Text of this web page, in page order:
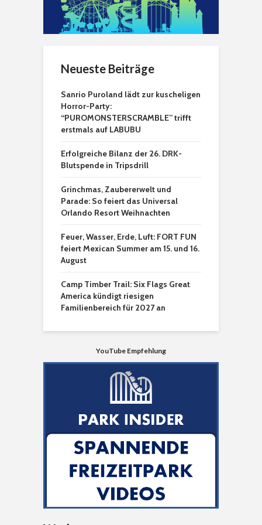
Neueste Beiträge
Sanrio Puroland lädt zur kuscheligen
Horror-Party:
“PUROMONSTERSCRAMBLE” trifft
erstmals auf LABUBU
Erfolgreiche Bilanz der 26. DRK-
Blutspende in Tripsdrill
Grinchmas, Zaubererwelt und
Parade: So feiert das Universal
Orlando Resort Weihnachten
Feuer, Wasser, Erde, Luft: FORT FUN
feiert Mexican Summer am 15. und 16.
August
Camp Timber Trail: Six Flags Great
America kündigt riesigen
Familienbereich für 2027 an
YouTube Empfehlung